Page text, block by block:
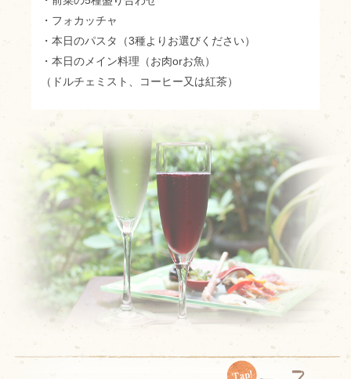
・フォカッチャ
・本日のパスタ（3種よりお選びください）
・本日のメイン料理（お肉orお魚）
（ドルチェミスト、コーヒー又は紅茶）